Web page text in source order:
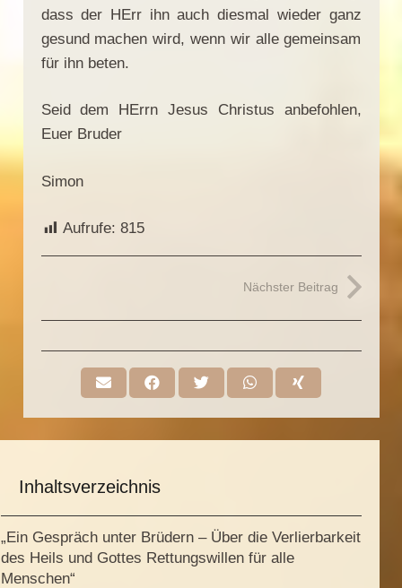
dass der HErr ihn auch diesmal wieder ganz
gesund machen wird, wenn wir alle gemeinsam
für ihn beten.
Seid dem HErrn Jesus Christus anbefohlen,
Euer Bruder
Simon
Aufrufe: 815
Nächster Beitrag
Inhaltsverzeichnis
„Ein Gespräch unter Brüdern – Über die Verlierbarkeit
des Heils und Gottes Rettungswillen für alle
Menschen“